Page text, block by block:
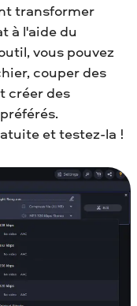
transformer
à l'aide du
vous pouvez
couper des
créer des
et testez-la !